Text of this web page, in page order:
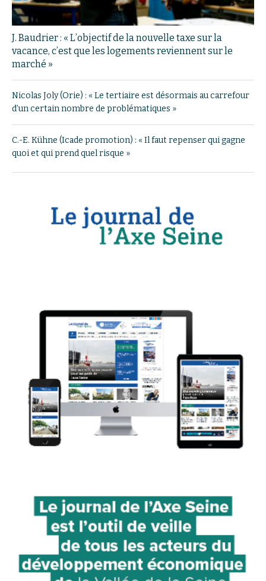
J. Baudrier : « L’objectif de la nouvelle taxe sur la
vacance, c’est que les logements reviennent sur le
marché »
Nicolas Joly (Orie) : « Le tertiaire est désormais au carrefour
d’un certain nombre de problématiques »
C.-E. Kühne (Icade promotion) : « Il faut repenser qui gagne
quoi et qui prend quel risque »